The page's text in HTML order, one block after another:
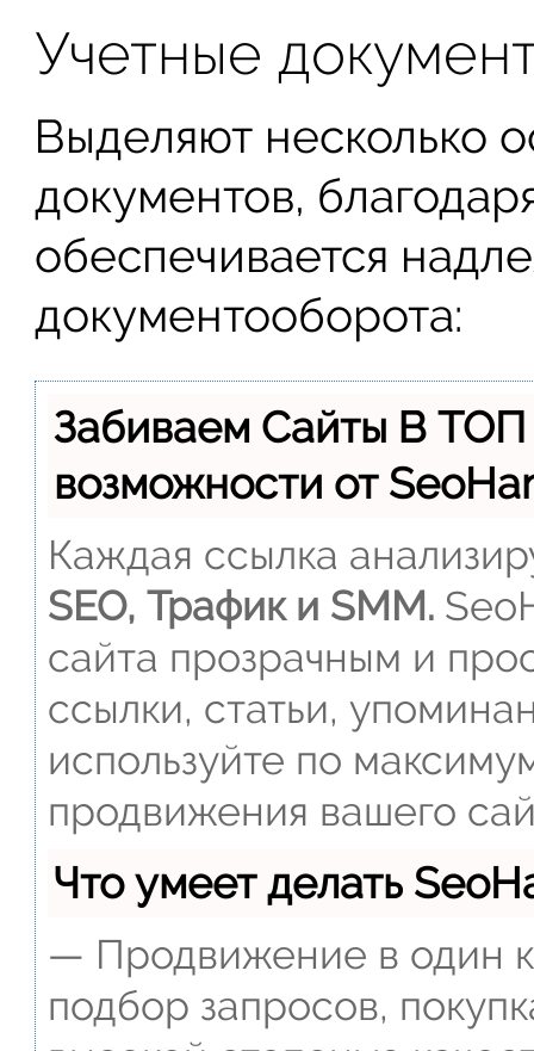
Учетные
Выделяют несколько
документов,
обеспечивается
документооборота:
Забиваем Сайты В
возможности от
Каждая ссылка
SEO, Трафик и SMM.
сайта прозрачным и
ссылки, статьи,
используйте по
продвижения вашего
Что умеет делать
— Продвижение в один
подбор запросов,